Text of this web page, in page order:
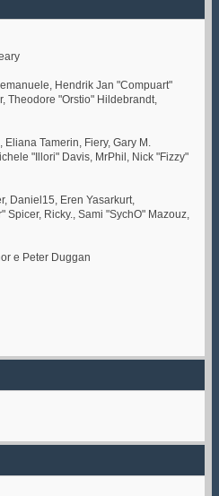
Hendrik Jan "Compuart"
Theodore "Orstio" Hildebrandt,
Tamerin, Fiery, Gary M.
"Illori" Davis, MrPhil, Nick "Fizzy"
Daniel15, Eren Yasarkurt,
Ricky., Sami "SychO" Mazouz,
e Peter Duggan